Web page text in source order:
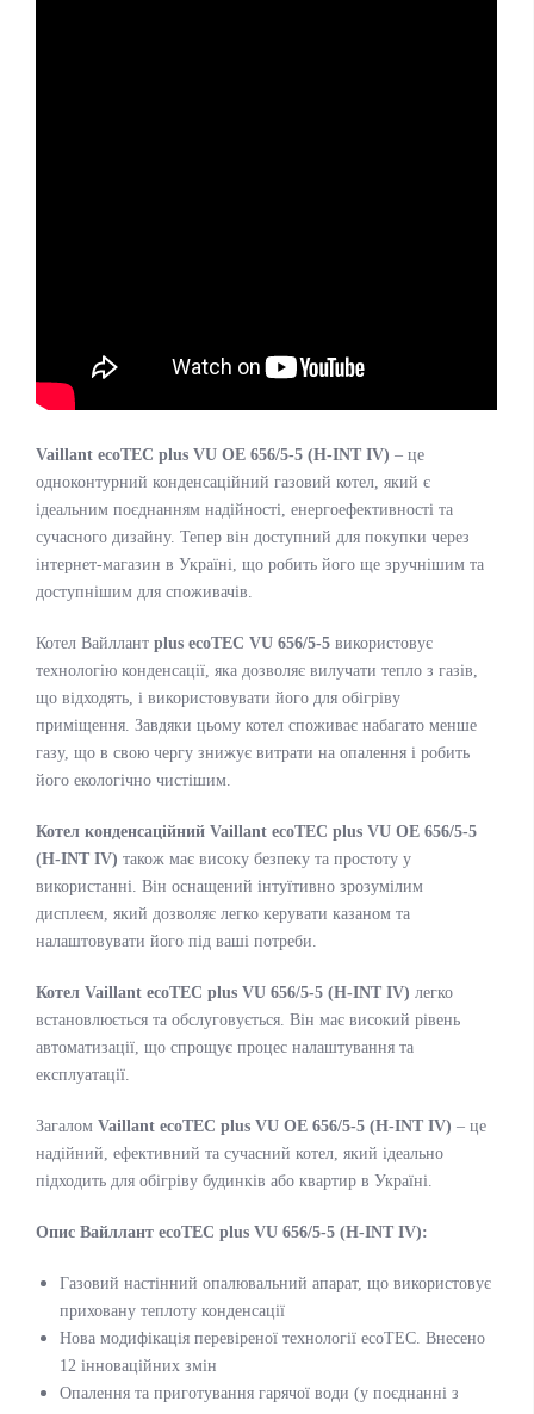
Vaillant ecoTEC plus VU OE 656/5-5 (H-INT IV) – це
одноконтурний конденсаційний газовий котел, який є
ідеальним поєднанням надійності, енергоефективності та
сучасного дизайну. Тепер він доступний для покупки через
інтернет-магазин в Україні, що робить його ще зручнішим та
доступнішим для споживачів.
Котел Вайллант plus ecoTEC VU 656/5-5 використовує
технологію конденсації, яка дозволяє вилучати тепло з газів,
що відходять, і використовувати його для обігріву
приміщення. Завдяки цьому котел споживає набагато менше
газу, що в свою чергу знижує витрати на опалення і робить
його екологічно чистішим.
Котел конденсаційний Vaillant ecoTEC plus VU OE 656/5-5
(H-INT IV) також має високу безпеку та простоту у
використанні. Він оснащений інтуїтивно зрозумілим
дисплеєм, який дозволяє легко керувати казаном та
налаштовувати його під ваші потреби.
Котел Vaillant ecoTEC plus VU 656/5-5 (H-INT IV) легко
встановлюється та обслуговується. Він має високий рівень
автоматизації, що спрощує процес налаштування та
експлуатації.
Загалом Vaillant ecoTEC plus VU OE 656/5-5 (H-INT IV) – це
надійний, ефективний та сучасний котел, який ідеально
підходить для обігріву будинків або квартир в Україні.
Опис Вайллант ecoTEC plus VU 656/5-5 (H-INT IV):
Газовий настінний опалювальний апарат, що використовує
приховану теплоту конденсації
Нова модифікація перевіреної технології ecoTEC. Внесено
12 інноваційних змін
Опалення та приготування гарячої води (у поєднанні з